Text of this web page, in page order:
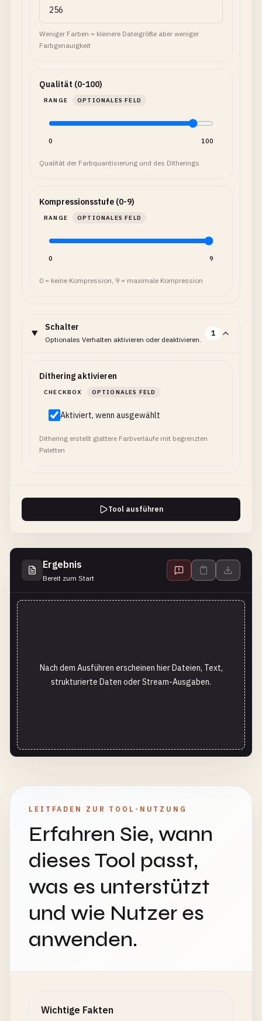
Weniger Farben = kleinere Dateigröße aber weniger
Farbgenauigkeit
Qualität (0-100)
RANGE OPTIONALES FELD
0 100
Qualität der Farbquantisierung und des Ditherings
Kompressionsstufe (0-9)
RANGE OPTIONALES FELD
0 9
0 = keine Kompression, 9 = maximale Kompression
Schalter
Optionales Verhalten aktivieren oder deaktivieren.
1
Dithering aktivieren
CHECKBOX OPTIONALES FELD
Aktiviert, wenn ausgewählt
Dithering erstellt glattere Farbverläufe mit begrenzten
Paletten
Tool ausführen
Ergebnis
Bereit zum Start
Nach dem Ausführen erscheinen hier Dateien, Text,
strukturierte Daten oder Stream-Ausgaben.
LEITFADEN ZUR TOOL-NUTZUNG
Erfahren Sie, wann
dieses Tool passt,
was es unterstützt
und wie Nutzer es
anwenden.
Wichtige Fakten